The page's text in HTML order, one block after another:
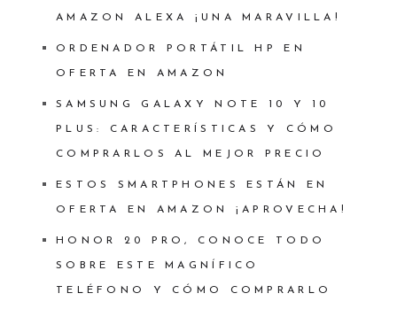
AMAZON ALEXA ¡UNA MARAVILLA!
ORDENADOR PORTÁTIL HP EN
OFERTA EN AMAZON
SAMSUNG GALAXY NOTE 10 Y 10
PLUS: CARACTERÍSTICAS Y CÓMO
COMPRARLOS AL MEJOR PRECIO
ESTOS SMARTPHONES ESTÁN EN
OFERTA EN AMAZON ¡APROVECHA!
HONOR 20 PRO, CONOCE TODO
SOBRE ESTE MAGNÍFICO
TELÉFONO Y CÓMO COMPRARLO